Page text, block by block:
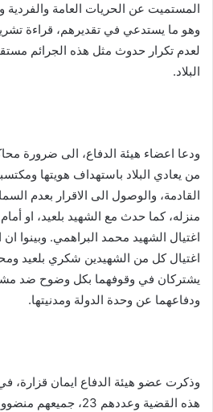
المستميت عن الحريات العامة والفردية
وهو ما يستدعي في تقديرهم، قراءة
لعدم تكرار حدوث مثل هذه الجرائم
البلاد.
ودعا اعضاء هيئة الدفاع، الى ضرورة
من يعادي البلاد باستهداف هويتها
القادمة، والوصول الى الاقرار بعدم
منزله، كما حدث مع الشهيد بلعيد، او
اغتيال الشهيد محمد البراهمي. وبينوا
اغتيال كل من الشهيدين شكري بلعيد
يشتركان في وقوفهما بكل وضوح ضد
ودفاعهما عن وحدة الدولة ومدنيتها.
وذكرت عضو هيئة الدفاع ايمان قزارة،
هذه القضية وعددهم